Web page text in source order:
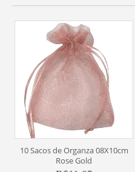
10 Sacos de Organza 08X10cm
Rose Gold